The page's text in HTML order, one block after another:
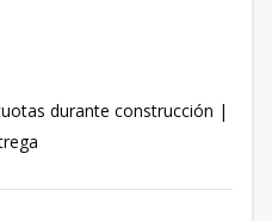
durante construcción |